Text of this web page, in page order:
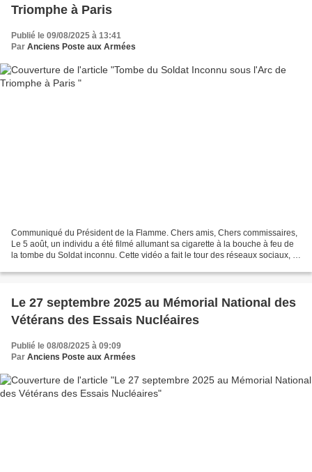
Triomphe à Paris
Publié le 09/08/2025 à 13:41
Par Anciens Poste aux Armées
Communiqué du Président de la Flamme. Chers amis, Chers commissaires,
Le 5 août, un individu a été filmé allumant sa cigarette à la bouche à feu de
la tombe du Soldat inconnu. Cette vidéo a fait le tour des réseaux sociaux, a
Le 27 septembre 2025 au Mémorial National des
Vétérans des Essais Nucléaires
Publié le 08/08/2025 à 09:09
Par Anciens Poste aux Armées